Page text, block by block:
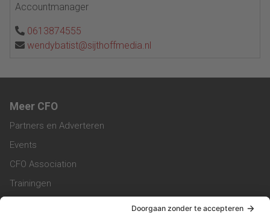
Accountmanager
0613874555
wendybatist@sijthoffmedia.nl
Meer CFO
Partners en Adverteren
Events
CFO Association
Trainingen